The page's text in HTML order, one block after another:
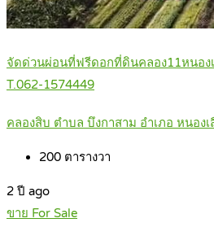
จัดด่วนผ่อนที่ฟรีดอกที่ดินคลอง11หนอง
T.062-1574449
คลองสิบ ตำบล บึงกาสาม อำเภอ หนอง
200 ตารางวา
2 ปี ago
ขาย For Sale